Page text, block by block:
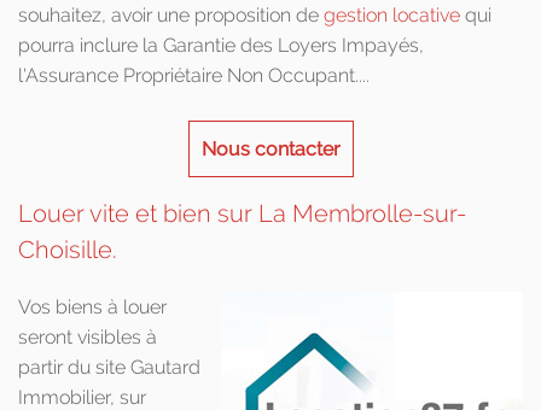
souhaitez, avoir une proposition de gestion locative qui
pourra inclure la Garantie des Loyers Impayés,
l'Assurance Propriétaire Non Occupant....
Nous contacter
Louer vite et bien sur La Membrolle-sur-
Choisille.
Vos biens à louer
seront visibles à
partir du site Gautard
Immobilier, sur